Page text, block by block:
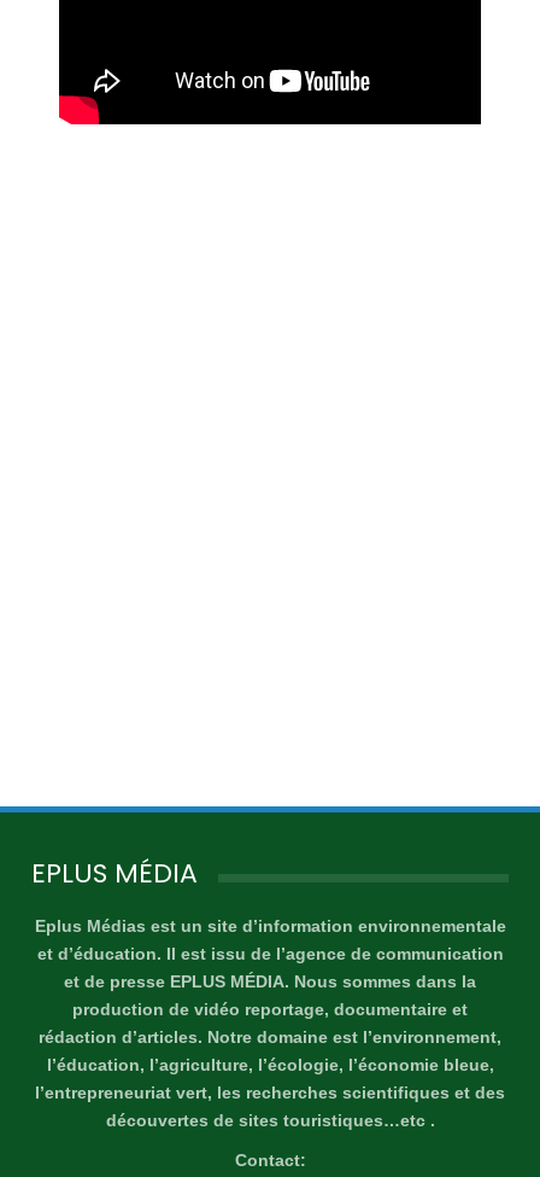
EPLUS MÉDIA
Eplus Médias est un site d’information environnementale
et d’éducation. Il est issu de l’agence de communication
et de presse EPLUS MÉDIA. Nous sommes dans la
production de vidéo reportage, documentaire et
rédaction d’articles. Notre domaine est l’environnement,
l’éducation, l’agriculture, l’écologie, l’économie bleue,
l’entrepreneuriat vert, les recherches scientifiques et des
découvertes de sites touristiques…etc .
Contact: